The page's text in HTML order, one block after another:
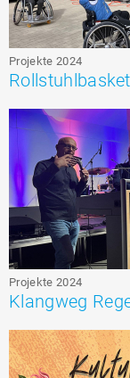
Projekte 2024
Projekte 2024
Klangweg